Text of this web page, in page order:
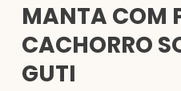
MANTA COM
CACHORRO
GUTI